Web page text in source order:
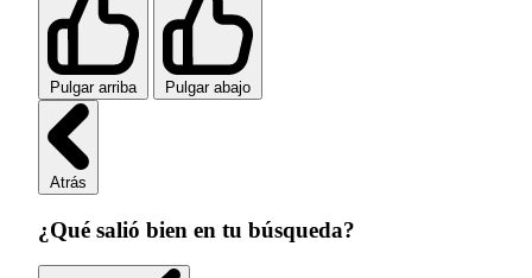
Pulgar arriba Pulgar abajo
Atrás
¿Qué salió bien en tu búsqueda?